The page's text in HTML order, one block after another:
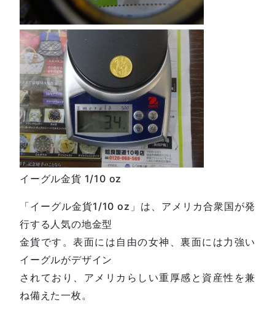
イーグル金貨 1/10 oz
「イーグル金貨1/10 oz」は、アメリカ合衆国が発
行する人気の地金型
金貨です。表面には自由の女神、裏面には力強い
イーグルがデザイン
されており、アメリカらしい重厚感と資産性を兼
ね備えた一枚。